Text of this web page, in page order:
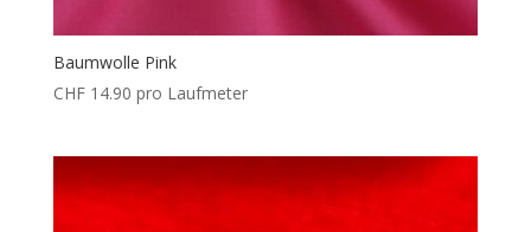
Baumwolle Pink
CHF14.90 pro Laufmeter